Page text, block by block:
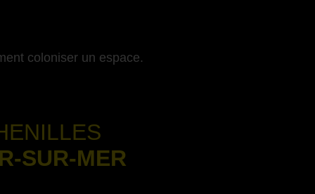
coloniser un espace.
SUR-MER